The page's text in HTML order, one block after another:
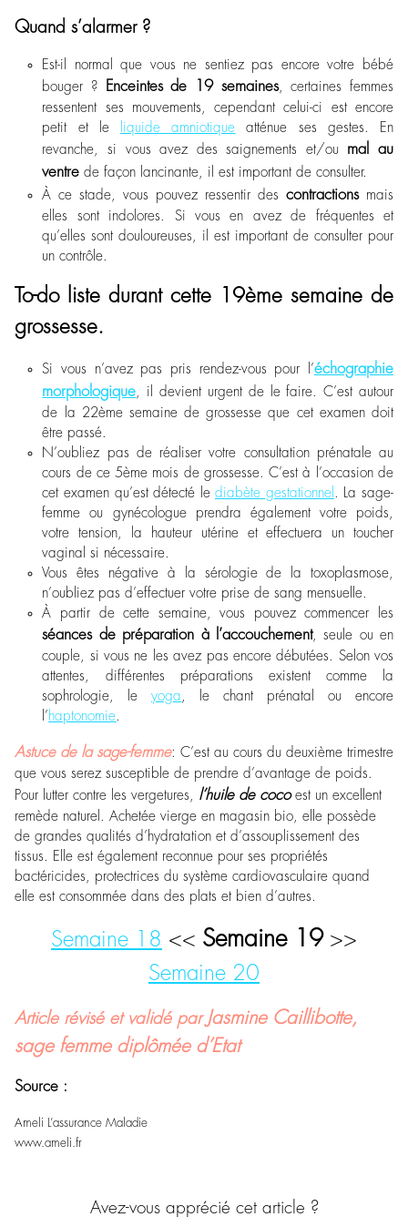
Quand s’alarmer ?
Est-il normal que vous ne sentiez pas encore votre bébé
bouger ? Enceintes de 19 semaines, certaines femmes
ressentent ses mouvements, cependant celui-ci est encore
petit et le
liquide amniotique atténue ses gestes. En
revanche, si vous avez des saignements et/ou mal au
ventre de façon lancinante, il est important de consulter.
À ce stade, vous pouvez ressentir descontractionsmais
elles sont indolores. Si vous en avez de fréquentes et
qu’elles sont douloureuses, il est important de consulter pour
un contrôle.
To-do liste durant cette 19ème semaine de
grossesse.
Si vous n’avez pas pris rendez-vous pour l’échographie
morphologique , il devient urgent de le faire. C’est autour
de la 22èmesemaine de grossesse que cet examen doit
être passé.
N’oubliez pas de réaliser votre consultation prénatale au
cours de ce 5ème mois de grossesse. C’est à l’occasion de
cet examen qu’est détecté lediabète gestationnel . La sage-
femme ou gynécologue prendra également votre poids,
votre tension, la hauteur utérine et effectuera un toucher
vaginal si nécessaire.
Vous êtes négative à la sérologie de la toxoplasmose,
n’oubliez pas d’effectuer votre prise de sang mensuelle.
À partir de cette semaine, vous pouvez commencer les
séances de préparation à l’accouchement, seule ou en
couple, si vous ne les avez pas encore débutées. Selon vos
attentes, différentes préparations existent comme la
sophrologie, leyoga , le chant prénatal ou encore
l’haptonomie.
Astuce de la sage-femme: C’est au cours du deuxième trimestre
que vous serez susceptible de prendre d’avantage de poids.
Pour lutter contre les vergetures, l’huile de cocoest un excellent
remède naturel. Achetée vierge en magasin bio, elle possède
de grandes qualités d’hydratation et d’assouplissement des
tissus. Elle est également reconnue pour ses propriétés
bactéricides, protectrices du système cardiovasculaire quand
elle est consommée dans des plats et bien d’autres.
Semaine 18 << Semaine 19>>
Semaine 20
Article révisé et validé par Jasmine Caillibotte,
sage femme diplômée d’Etat
Source :
Ameli L’assurance Maladie
www.ameli.fr
Avez-vous apprécié cet article ?